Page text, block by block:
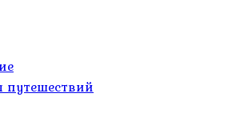
путешествий